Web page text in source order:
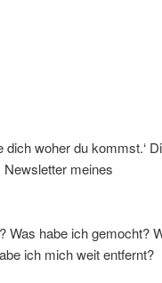
dich woher du kommst.‘
meines
Was habe ich gemocht?
ich mich weit entfernt?